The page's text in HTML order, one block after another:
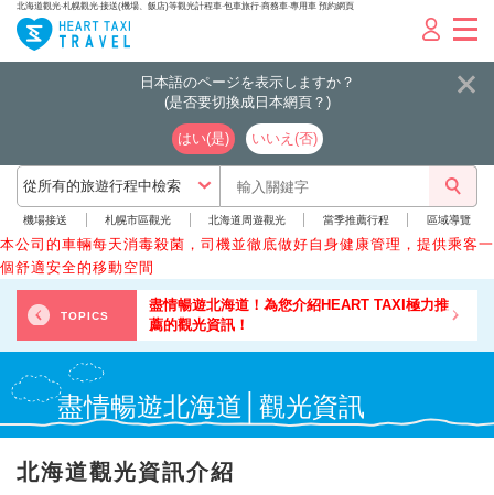
北海道觀光‧札幌觀光‧接送(機場、飯店)等觀光計程車‧包車旅行‧商務車‧專用車 預約網頁
日本語のページを表示しますか？
(是否要切換成日本網頁？)
はい(是) いいえ(否)
機場接送 札幌市區觀光 北海道周遊觀光 當季推薦行程 區域導覽
本公司的車輛每天消毒殺菌，司機並徹底做好自身健康管理，提供乘客一
個舒適安全的移動空間
TOPICS
海道！為您介紹HEART TAXI極力推
訊！
”與親朋好友
盡情暢遊北海道│觀光資訊
北海道觀光資訊介紹